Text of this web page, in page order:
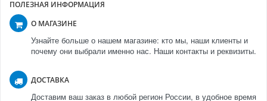
ПОЛЕЗНАЯ ИНФОРМАЦИЯ
О МАГАЗИНЕ
Узнайте больше о нашем магазине: кто мы, наши клиенты и
почему они выбрали именно нас. Наши контакты и реквизиты.
ДОСТАВКА
Доставим ваш заказ в любой регион России, в удобное время